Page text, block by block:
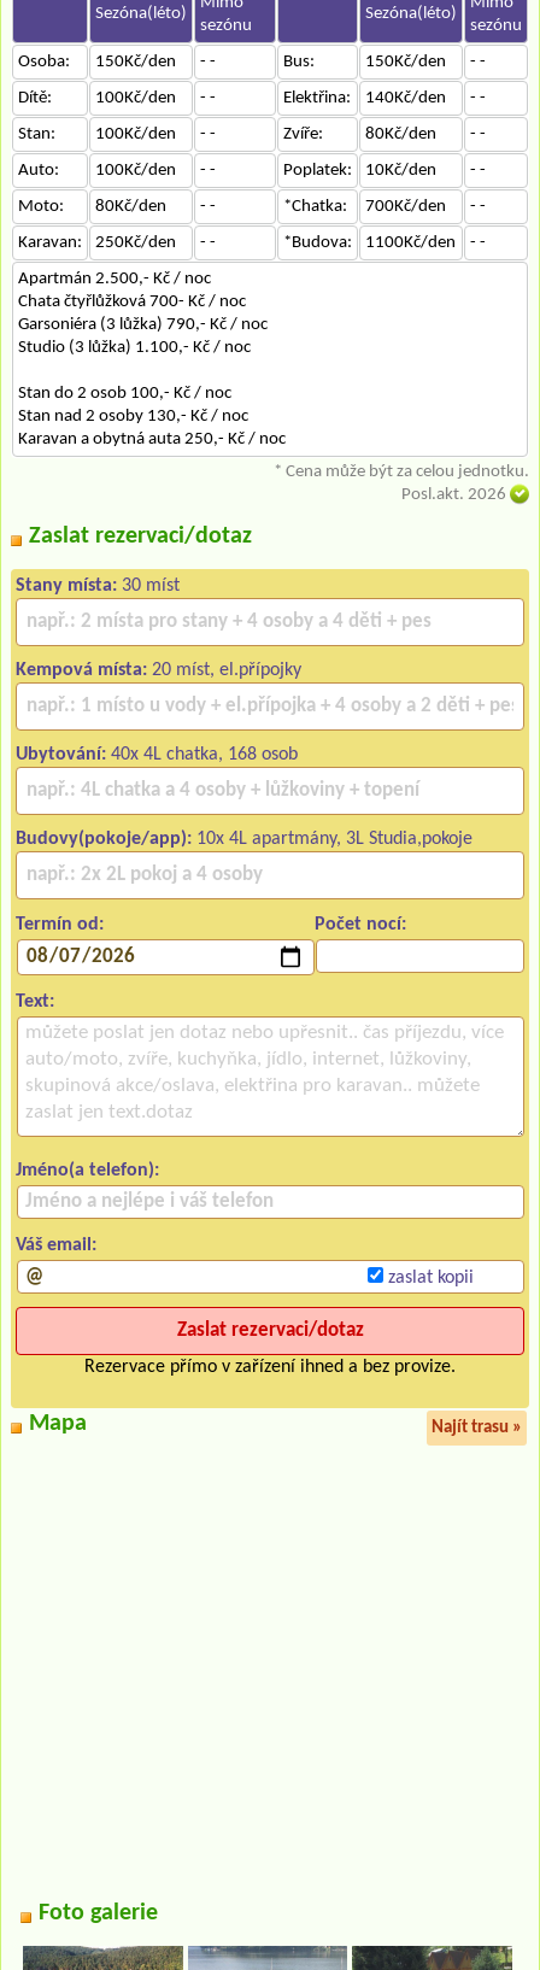
Sezóna(léto)
sezónu
Sezóna(léto)
sezónu
Osoba:
150Kč/den - - Bus: 150Kč/den
- -
Dítě:
100Kč/den - - Elektřina: 140Kč/den
- -
Stan:
100Kč/den - - Zvíře: 80Kč/den
- -
Auto:
100Kč/den - - Poplatek: 10Kč/den
- -
Moto:
80Kč/den - - *Chatka: 700Kč/den
- -
Karavan:
250Kč/den - - *Budova: 1100Kč/den
- -
Apartmán 2.500,- Kč / noc
Chata čtyřlůžková 700- Kč / noc
Garsoniéra (3 lůžka) 790,- Kč / noc
Studio (3 lůžka) 1.100,- Kč / noc
Stan do 2 osob 100,- Kč / noc
Stan nad 2 osoby 130,- Kč / noc
Karavan a obytná auta 250,- Kč / noc
* Cena může být za celou jednotku.
Posl.akt. 2026
Zaslat rezervaci/dotaz
Stany místa: 30 míst
Kempová místa: 20 míst, el.přípojky
Ubytování: 40x 4L chatka, 168 osob
Budovy(pokoje/app): 10x 4L apartmány, 3L Studia,pokoje
Termín od: Počet nocí:
Text:
Jméno(a telefon):
Váš email:
zaslat kopii
Rezervace přímo v zařízení ihned a bez provize.
Mapa Najít trasu »
Foto galerie